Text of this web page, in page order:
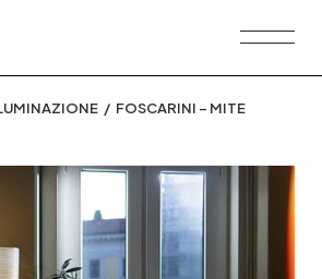
FOSCARINI – MITE